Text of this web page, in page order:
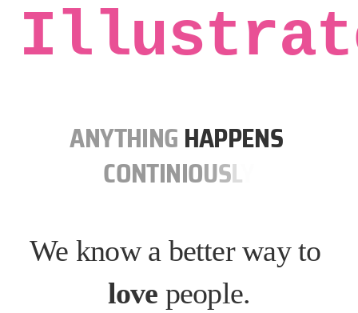
ANYTHING HAPPENS
CONTINIOUSLY
We know a better way to
love people.